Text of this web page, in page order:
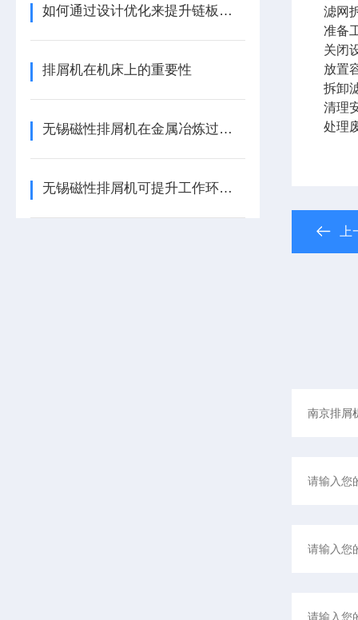
如何通过设计优化来提升链板排屑机的性能？
排屑机在机床上的重要性
无锡磁性排屑机在金属冶炼过程中的应用作用
无锡磁性排屑机可提升工作环境的清洁度
滤网
准备
关闭
放置
拆卸
清理
处理